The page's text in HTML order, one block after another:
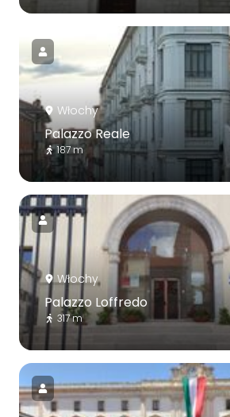
Włochy
Palazzo Reale
187 m
Włochy
Palazzo Loffredo
317 m